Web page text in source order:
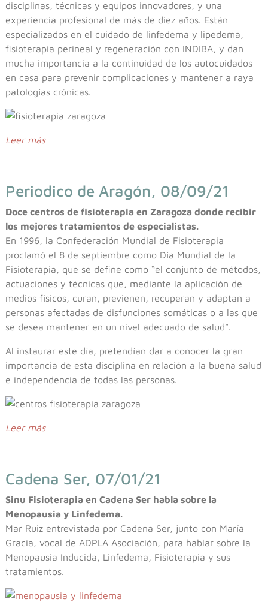
disciplinas, técnicas y equipos innovadores, y una
experiencia profesional de más de diez años. Están
especializados en el cuidado de linfedema y lipedema,
fisioterapia perineal y regeneración con INDIBA, y dan
mucha importancia a la continuidad de los autocuidados
en casa para prevenir complicaciones y mantener a raya
patologías crónicas.
Leer más
Periodico de Aragón, 08/09/21
Doce centros de fisioterapia en Zaragoza donde recibir
los mejores tratamientos de especialistas.
En 1996, la Confederación Mundial de Fisioterapia
proclamó el 8 de septiembre como Día Mundial de la
Fisioterapia, que se define como “el conjunto de métodos,
actuaciones y técnicas que, mediante la aplicación de
medios físicos, curan, previenen, recuperan y adaptan a
personas afectadas de disfunciones somáticas o a las que
se desea mantener en un nivel adecuado de salud”.
Al instaurar este día, pretendían dar a conocer la gran
importancia de esta disciplina en relación a la buena salud
e independencia de todas las personas.
Leer más
Cadena Ser, 07/01/21
Sinu Fisioterapia en Cadena Ser habla sobre la
Menopausia y Linfedema.
Mar Ruiz entrevistada por Cadena Ser, junto con María
Gracia, vocal de ADPLA Asociación, para hablar sobre la
Menopausia Inducida, Linfedema, Fisioterapia y sus
tratamientos.